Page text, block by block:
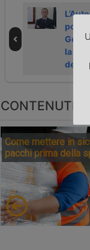
la
CONTENUTI
Come mettere in
pacchi prima della